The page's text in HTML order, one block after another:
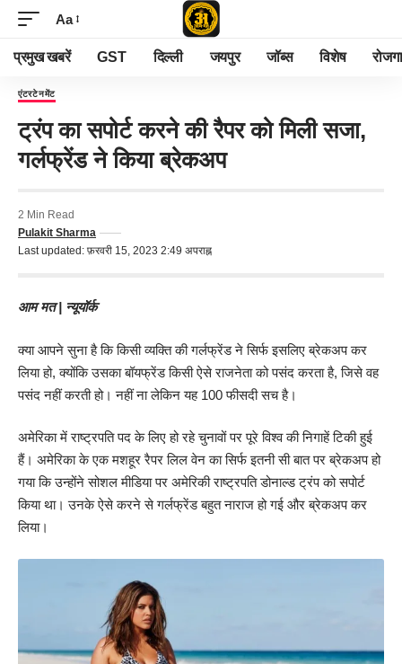
Aa
प्रमुख खबरें GST दिल्ली जयपुर जॉब्स विशेष
एंटरटेनमेंट
ट्रंप का सपोर्ट करने की रैपर को मिली सजा,
गर्लफ्रेंड ने किया ब्रेकअप
Last updated: फ़रवरी 15, 2023 2:49 अपराह्न
Pulakit Sharma
2 Min Read
आम मत | न्यूयॉर्क
क्या आपने सुना है कि किसी व्यक्ति की गर्लफ्रेंड ने सिर्फ इसलिए ब्रेकअप कर
लिया हो, क्योंकि उसका बॉयफ्रेंड किसी ऐसे राजनेता को पसंद करता है, जिसे वह
पसंद नहीं करती हो। नहीं ना लेकिन यह 100 फीसदी सच है।
अमेरिका में राष्ट्रपति पद के लिए हो रहे चुनावों पर पूरे विश्व की निगाहें टिकी हुई
हैं। अमेरिका के एक मशहूर रैपर लिल वेन का सिर्फ इतनी सी बात पर ब्रेकअप हो
गया कि उन्होंने सोशल मीडिया पर अमेरिकी राष्ट्रपति डोनाल्ड ट्रंप को सपोर्ट
किया था। उनके ऐसे करने से गर्लफ्रेंड बहुत नाराज हो गई और ब्रेकअप कर
लिया।